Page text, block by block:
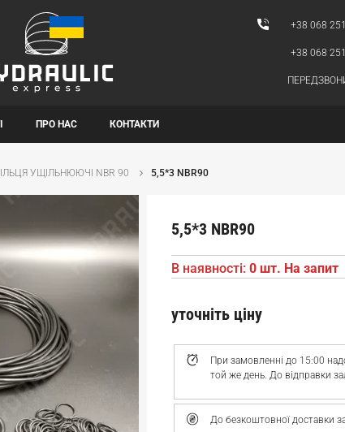
+38 068
+38 068
ПРО НАС КОНТАКТИ
УЩІЛЬНЮЮЧІ NBR 90 5,5*3 NBR90
5,5*3 NBR90
В наявності: 0 шт. На запит
При замовленні до 15:00
той же день. До відправки
До безкоштовної доставки
уточніть ціну